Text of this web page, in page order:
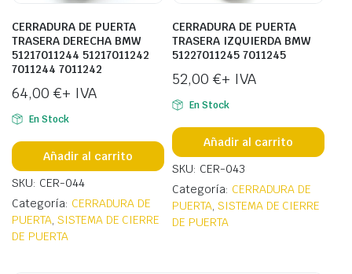
CERRADURA DE PUERTA
TRASERA DERECHA BMW
51217011244 51217011242
7011244 7011242
64,00 €+ IVA
En Stock
Añadir al carrito
SKU: CER-044
Categoría: CERRADURA DE
PUERTA, SISTEMA DE CIERRE
DE PUERTA
CERRADURA DE PUERTA
TRASERA IZQUIERDA BMW
51227011245 7011245
52,00 €+ IVA
En Stock
Añadir al carrito
SKU: CER-043
Categoría: CERRADURA DE
PUERTA, SISTEMA DE CIERRE
DE PUERTA